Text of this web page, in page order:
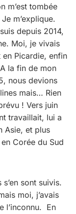
m’est tombée
m’explique.
depuis 2014,
Moi, je vivais
Picardie, enfin
la fin de mon
nous devions
mais… Rien
! Vers juin
travaillait, lui a
Asie, et plus
Corée du Sud
sont suivis.
moi, j’avais
l’inconnu. En